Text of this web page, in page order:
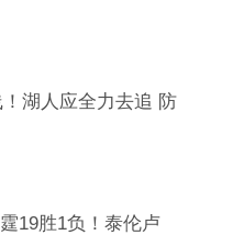
湖人应全力去追 防
19胜1负！泰伦卢